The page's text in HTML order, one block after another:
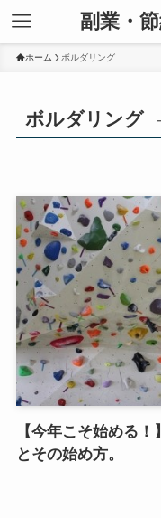
副業・
ホーム ボルダリング
ボルダリング
【今年こそ始める
とその始め方。